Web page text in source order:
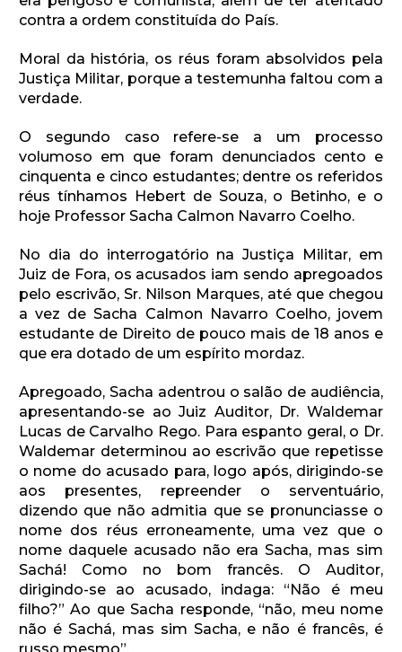
contra a ordem constituída do País.
Moral da história, os réus foram absolvidos pela
Justiça Militar, porque a testemunha faltou com a
verdade.
O segundo caso refere-se a um processo
volumoso em que foram denunciados cento e
cinquenta e cinco estudantes; dentre os referidos
réus tínhamos Hebert de Souza, o Betinho, e o
hoje Professor Sacha Calmon Navarro Coelho.
No dia do interrogatório na Justiça Militar, em
Juiz de Fora, os acusados iam sendo apregoados
pelo escrivão, Sr. Nilson Marques, até que chegou
a vez de Sacha Calmon Navarro Coelho, jovem
estudante de Direito de pouco mais de 18 anos e
que era dotado de um espírito mordaz.
Apregoado, Sacha adentrou o salão de audiência,
apresentando-se ao Juiz Auditor, Dr. Waldemar
Lucas de Carvalho Rego. Para espanto geral, o Dr.
Waldemar determinou ao escrivão que repetisse
o nome do acusado para, logo após, dirigindo-se
aos presentes, repreender o serventuário,
dizendo que não admitia que se pronunciasse o
nome dos réus erroneamente, uma vez que o
nome daquele acusado não era Sacha, mas sim
Sachá! Como no bom francês. O Auditor,
dirigindo-se ao acusado, indaga: “Não é meu
filho?” Ao que Sacha responde, “não, meu nome
não é Sachá, mas sim Sacha, e não é francês, é